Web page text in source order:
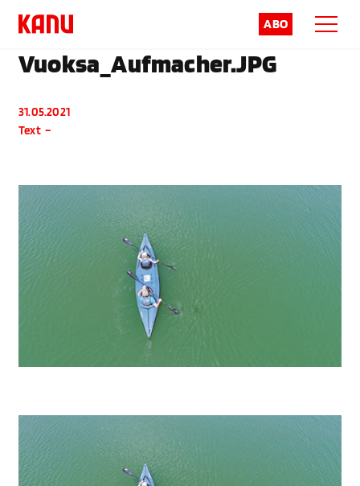
ABO
Vuoksa_Aufmacher.JPG
31.05.2021
Text –